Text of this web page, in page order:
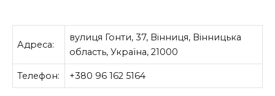
Адреса:
вулиця Гонти, 37, Вінниця, Вінницька
область, Україна, 21000
Телефон: +380 96 162 5164